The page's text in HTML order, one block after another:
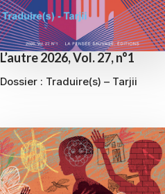
L’autre 2026, Vol. 27, n°1
Dossier : Traduire(s) – Tarjii